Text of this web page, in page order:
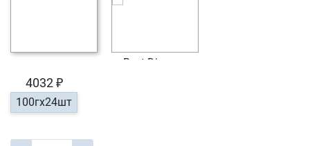
4032 ₽
100гх24шт